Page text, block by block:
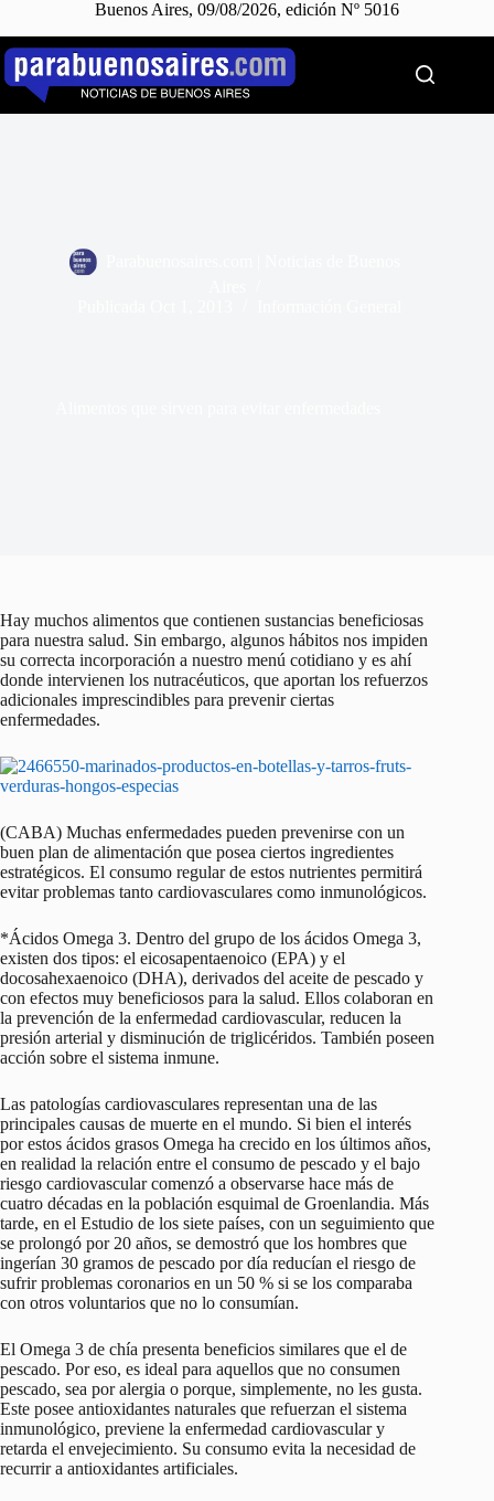
Buenos Aires, 09/08/2026, edición Nº 5016
Saltar
contenido
Hay muchos alimentos que contienen sustancias beneficiosas
para nuestra salud. Sin embargo, algunos hábitos nos impiden
su correcta incorporación a nuestro menú cotidiano y es ahí
donde intervienen los nutracéuticos, que aportan los refuerzos
adicionales imprescindibles para prevenir ciertas
enfermedades.
(CABA) Muchas enfermedades pueden prevenirse con un
buen plan de alimentación que posea ciertos ingredientes
estratégicos. El consumo regular de estos nutrientes permitirá
evitar problemas tanto cardiovasculares como inmunológicos.
*Ácidos Omega 3. Dentro del grupo de los ácidos Omega 3,
existen dos tipos: el eicosapentaenoico (EPA) y el
docosahexaenoico (DHA), derivados del aceite de pescado y
con efectos muy beneficiosos para la salud. Ellos colaboran en
la prevención de la enfermedad cardiovascular, reducen la
presión arterial y disminución de triglicéridos. También poseen
acción sobre el sistema inmune.
Las patologías cardiovasculares representan una de las
principales causas de muerte en el mundo. Si bien el interés
por estos ácidos grasos Omega ha crecido en los últimos años,
en realidad la relación entre el consumo de pescado y el bajo
riesgo cardiovascular comenzó a observarse hace más de
cuatro décadas en la población esquimal de Groenlandia. Más
tarde, en el Estudio de los siete países, con un seguimiento que
se prolongó por 20 años, se demostró que los hombres que
ingerían 30 gramos de pescado por día reducían el riesgo de
sufrir problemas coronarios en un 50 % si se los comparaba
con otros voluntarios que no lo consumían.
El Omega 3 de chía presenta beneficios similares que el de
pescado. Por eso, es ideal para aquellos que no consumen
pescado, sea por alergia o porque, simplemente, no les gusta.
Este posee antioxidantes naturales que refuerzan el sistema
inmunológico, previene la enfermedad cardiovascular y
retarda el envejecimiento. Su consumo evita la necesidad de
recurrir a antioxidantes artificiales.